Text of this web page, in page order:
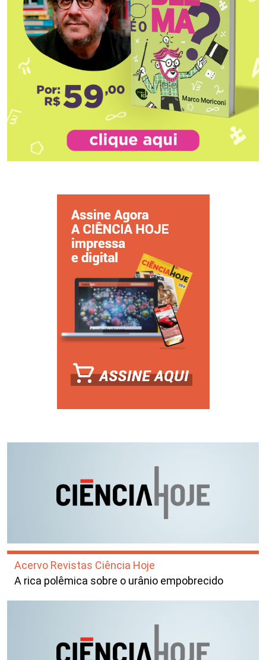
Acervo Revistas Ciência Hoje
A rica polêmica sobre o urânio empobrecido